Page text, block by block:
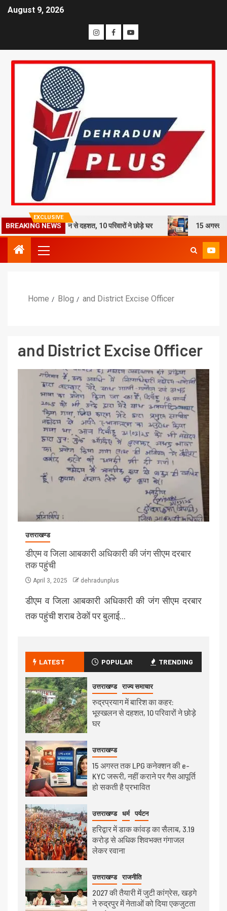
August 9, 2026
EXCLUSIVE
BREAKING NEWS
का कहर: भूस्खलन से दहशत, 10 परिवारों ने छोड़े घर 15 अगस्त तक LPG
Home Blog and District Excise Officer
and District Excise Officer
उत्तराखण्ड
डीएम व जिला आबकारी अधिकारी की जंग सीएम दरबार
तक पहुंची
April 3, 2025 dehradunplus
डीएम व जिला आबकारी अधिकारी की जंग सीएम दरबार
तक पहुंची शराब ठेकों पर बुलाई…
LATEST POPULAR TRENDING
उत्तराखण्ड राज्य समाचार
रुद्रप्रयाग में बारिश का कहर:
भूस्खलन से दहशत, 10 परिवारों ने छोड़े
घर
उत्तराखण्ड
15 अगस्त तक LPG कनेक्शन की e-
KYC जरूरी, नहीं कराने पर गैस आपूर्ति
हो सकती है प्रभावित
उत्तराखण्ड धर्म पर्यटन
हरिद्वार में डाक कांवड़ का सैलाब, 3.19
करोड़ से अधिक शिवभक्त गंगाजल
लेकर रवाना
उत्तराखण्ड राजनीति
2027 की तैयारी में जुटी कांग्रेस, खड़गे
ने रुद्रपुर में नेताओं को दिया एकजुटता